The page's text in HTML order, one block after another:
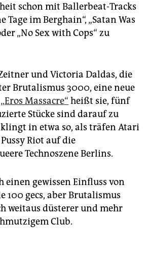
schon mit Ballerbeat-Tracks
Tage im Berghain“, „Satan Was
„No Sex with Cops“ zu
und Victoria Daldas, die
Brutalismus 3000, eine neue
„Eros Massacre“ heißt sie, fünf
Stücke sind darauf zu
in etwa so, als träfen Atari
Riot auf die
Technoszene Berlins.
einen gewissen Einfluss von
100 gecs, aber Brutalismus
weitaus düsterer und mehr
Club.